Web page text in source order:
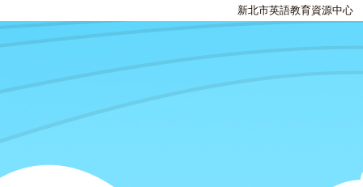
新北市英語教育資源中心